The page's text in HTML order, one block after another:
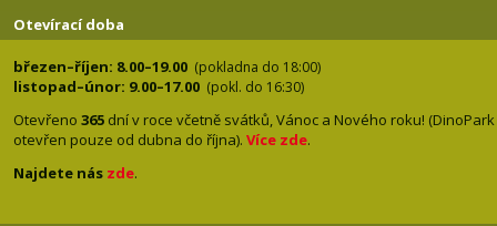
Otevírací doba
březen–říjen: 8.00–19.00 (pokladna do 18:00)
listopad–únor: 9.00–17.00 (pokl. do 16:30)
Otevřeno 365 dní v roce včetně svátků, Vánoc a Nového roku! (DinoPark
otevřen pouze od dubna do října). Více zde.
Najdete nás zde.